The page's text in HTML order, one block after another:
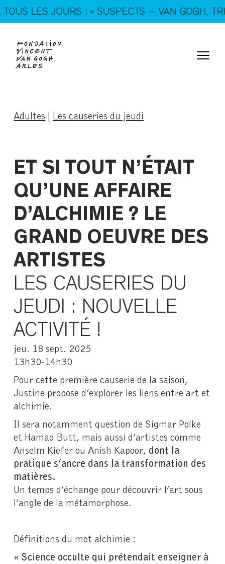
En ce moment, tous les jours : « SUSPECTS — VAN
GOGH, TRICKSTERS & CO. »
LES JOURS : « SUSPECTS — VAN GOGH,
Adultes | Les causeries du jeudi
ET SI TOUT N’ÉTAIT
QU’UNE AFFAIRE
D’ALCHIMIE ? LE
GRAND OEUVRE DES
ARTISTES
LES CAUSERIES DU
JEUDI : NOUVELLE
ACTIVITÉ !
jeu. 18 sept. 2025
13h30-14h30
Pour cette première causerie de la saison,
Justine propose d’explorer les liens entre art et
alchimie.
Il sera notamment question de Sigmar Polke
et Hamad Butt, mais aussi d’artistes comme
Anselm Kiefer ou Anish Kapoor, dont la
pratique s’ancre dans la transformation des
matières.
Un temps d’échange pour découvrir l’art sous
l’angle de la métamorphose.
Définitions du mot alchimie :
« Science occulte qui prétendait enseigner à